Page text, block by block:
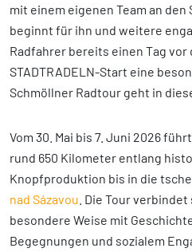
mit einem eigenen Team an
beginnt für ihn und weitere
Radfahrer bereits einen Tag
STADTRADELN-Start eine
Schmöllner Radtour geht in
Vom 30. Mai bis 7. Juni 2026
rund 650 Kilometer entlang
Knopfproduktion bis in die
nad Sázavou . Die Tour
besondere Weise mit
Begegnungen und sozialem